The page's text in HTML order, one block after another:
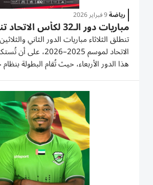
رياضة9 فبراير 2026
مباريات دور الـ32 لكأس الاتحاد تنطلق الثلاثاء
تنطلق الثلاثاء مباريات الدور الثاني
الاتحاد لموسم
هذا الدور الأربعاء، حيث تُقام البطولة
من مباراة واحدة. وتشهد مواجهات اليوم
العربي مع الصقور العربية على استاد نادي